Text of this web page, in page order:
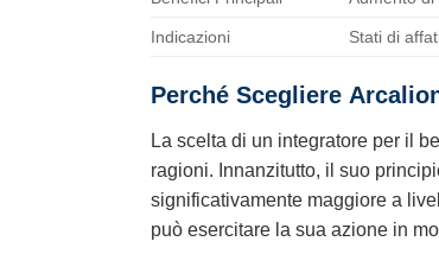
Indicazioni Stati di
Perché Scegliere
La scelta di un integratore per il
ragioni. Innanzitutto, il suo
significativamente maggiore a
può esercitare la sua azione in